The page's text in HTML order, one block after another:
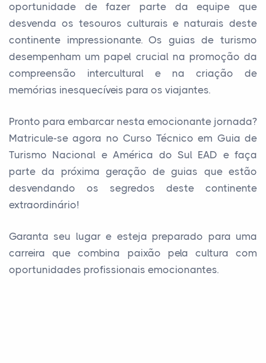
oportunidade de fazer parte da equipe que
desvenda os tesouros culturais e naturais deste
continente impressionante. Os guias de turismo
desempenham um papel crucial na promoção da
compreensão intercultural e na criação de
memórias inesquecíveis para os viajantes.
Pronto para embarcar nesta emocionante jornada?
Matricule-se agora no Curso Técnico em Guia de
Turismo Nacional e América do Sul EAD e faça
parte da próxima geração de guias que estão
desvendando os segredos deste continente
extraordinário!
Garanta seu lugar e esteja preparado para uma
carreira que combina paixão pela cultura com
oportunidades profissionais emocionantes.